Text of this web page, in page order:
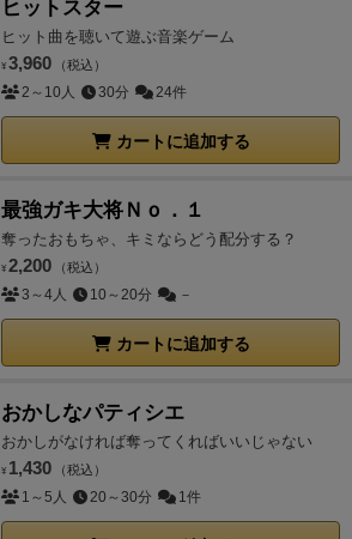
ヒットスター
ヒット曲を聴いて遊ぶ音楽ゲーム
¥ 3,960 （税込）
2～10人 30分 24件
カートに追加する
最強ガキ大将Ｎｏ．１
奪ったおもちゃ、キミならどう配分する？
¥ 2,200 （税込）
3～4人 10～20分 －
カートに追加する
おかしなパティシエ
おかしがなければ奪ってくればいいじゃない
¥ 1,430 （税込）
1～5人 20～30分 1件